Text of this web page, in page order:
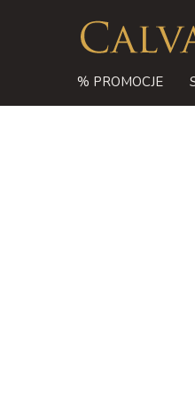
% PROMOCJE